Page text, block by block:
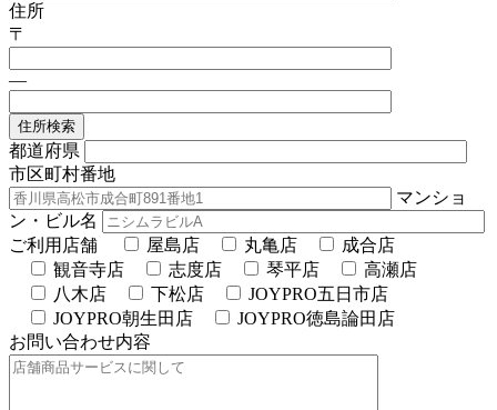
住所
〒
—
住所検索
都道府県
市区町村番地
マンショ
ン・ビル名
ご利用店舗
屋島店 丸亀店
成合店
観音寺店
志度店 琴平店
高瀬店
八木店
下松店
JOYPRO五日市店
JOYPRO朝生田店
JOYPRO徳島論田店
お問い合わせ内容